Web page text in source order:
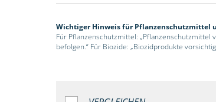
Wichtiger Hinweis für Pflanzenschutzmittel
Für Pflanzenschutzmittel:
befolgen.“ Für Biozide: „Biozidprodukte